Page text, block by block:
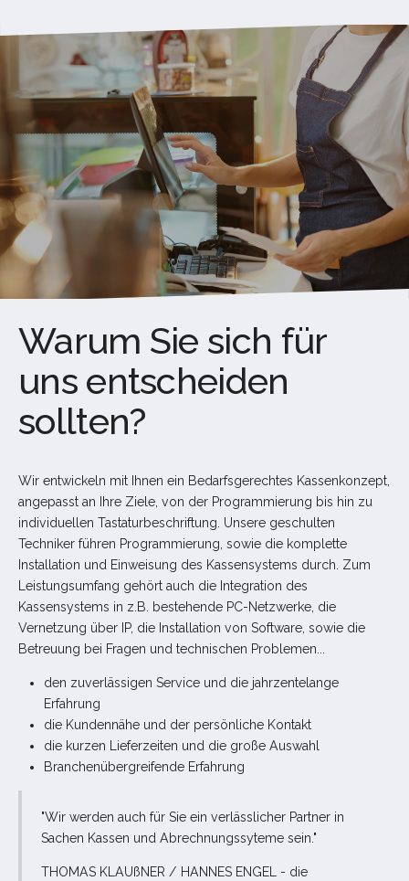
Warum Sie sich für
uns entscheiden
sollten?
Wir entwickeln mit Ihnen ein Bedarfsgerechtes Kassenkonzept,
angepasst an Ihre Ziele, von der Programmierung bis hin zu
individuellen Tastaturbeschriftung. Unsere geschulten
Techniker führen Programmierung, sowie die komplette
Installation und Einweisung des Kassensystems durch. Zum
Leistungsumfang gehört auch die Integration des
Kassensystems in z.B. bestehende PC-Netzwerke, die
Vernetzung über IP, die Installation von Software, sowie die
Betreuung bei Fragen und technischen Problemen...
den zuverlässigen Service und die jahrzentelange
Erfahrung
die Kundennähe und der persönliche Kontakt
die kurzen Lieferzeiten und die große Auswahl
Branchenübergreifende Erfahrung
"Wir werden auch für Sie ein verlässlicher Partner in
Sachen Kassen und Abrechnungssyteme sein."
THOMAS KLAUßNER / HANNES ENGEL - die